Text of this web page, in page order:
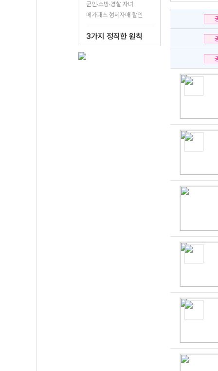
군인·소방·경찰 자녀
메가패스 형제자매 할인
3가지 정직한 원칙